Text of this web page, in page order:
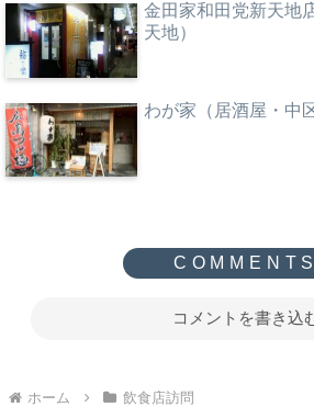
金田家和田党新天地
天地）
わが家（居酒屋・中
コメントを書き込
ホーム 飲食店訪問